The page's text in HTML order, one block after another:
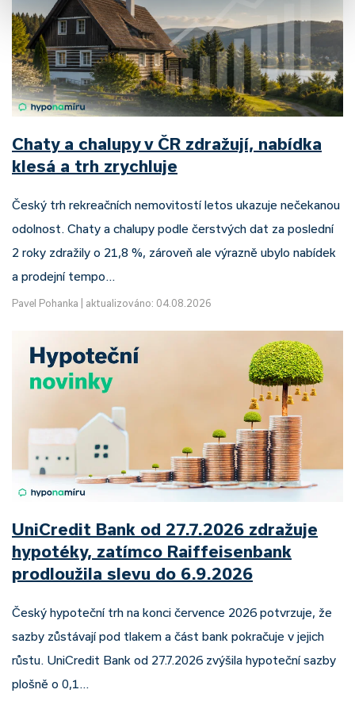
Chaty a chalupy v ČR zdražují, nabídka
klesá a trh zrychluje
Český trh rekreačních nemovitostí letos ukazuje nečekanou
odolnost. Chaty a chalupy podle čerstvých dat za poslední
2 roky zdražily o 21,8 %, zároveň ale výrazně ubylo nabídek
a prodejní tempo…
Pavel Pohanka aktualizováno: 04.08.2026
UniCredit Bank od 27.7.2026 zdražuje
hypotéky, zatímco Raiffeisenbank
prodloužila slevu do 6.9.2026
Český hypoteční trh na konci července 2026 potvrzuje, že
sazby zůstávají pod tlakem a část bank pokračuje v jejich
růstu. UniCredit Bank od 27.7.2026 zvýšila hypoteční sazby
plošně o 0,1…